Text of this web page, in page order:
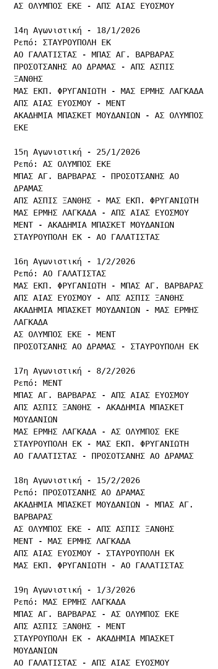
ΑΣ ΟΛΥΜΠΟΣ ΕΚΕ - ΑΠΣ ΑΙΑΣ ΕΥΟΣΜΟΥ
14η Αγωνιστική - 18/1/2026
Ρεπό: ΣΤΑΥΡΟΥΠΟΛΗ ΕΚ
ΑΟ ΓΑΛΑΤΙΣΤΑΣ - ΜΠΑΣ ΑΓ. ΒΑΡΒΑΡΑΣ
ΠΡΟΣΟΤΣΑΝΗΣ ΑΟ ΔΡΑΜΑΣ - ΑΠΣ ΑΣΠΙΣ
ΞΑΝΘΗΣ
ΜΑΣ ΕΚΠ. ΦΡΥΓΑΝΙΩΤΗ - ΜΑΣ ΕΡΜΗΣ ΛΑΓΚΑΔΑ
ΑΠΣ ΑΙΑΣ ΕΥΟΣΜΟΥ - ΜΕΝΤ
ΑΚΑΔΗΜΙΑ ΜΠΑΣΚΕΤ ΜΟΥΔΑΝΙΩΝ - ΑΣ ΟΛΥΜΠΟΣ
ΕΚΕ
15η Αγωνιστική - 25/1/2026
Ρεπό: ΑΣ ΟΛΥΜΠΟΣ ΕΚΕ
ΜΠΑΣ ΑΓ. ΒΑΡΒΑΡΑΣ - ΠΡΟΣΟΤΣΑΝΗΣ ΑΟ
ΔΡΑΜΑΣ
ΑΠΣ ΑΣΠΙΣ ΞΑΝΘΗΣ - ΜΑΣ ΕΚΠ. ΦΡΥΓΑΝΙΩΤΗ
ΜΑΣ ΕΡΜΗΣ ΛΑΓΚΑΔΑ - ΑΠΣ ΑΙΑΣ ΕΥΟΣΜΟΥ
ΜΕΝΤ - ΑΚΑΔΗΜΙΑ ΜΠΑΣΚΕΤ ΜΟΥΔΑΝΙΩΝ
ΣΤΑΥΡΟΥΠΟΛΗ ΕΚ - ΑΟ ΓΑΛΑΤΙΣΤΑΣ
16η Αγωνιστική - 1/2/2026
Ρεπό: ΑΟ ΓΑΛΑΤΙΣΤΑΣ
ΜΑΣ ΕΚΠ. ΦΡΥΓΑΝΙΩΤΗ - ΜΠΑΣ ΑΓ. ΒΑΡΒΑΡΑΣ
ΑΠΣ ΑΙΑΣ ΕΥΟΣΜΟΥ - ΑΠΣ ΑΣΠΙΣ ΞΑΝΘΗΣ
ΑΚΑΔΗΜΙΑ ΜΠΑΣΚΕΤ ΜΟΥΔΑΝΙΩΝ - ΜΑΣ ΕΡΜΗΣ
ΛΑΓΚΑΔΑ
ΑΣ ΟΛΥΜΠΟΣ ΕΚΕ - ΜΕΝΤ
ΠΡΟΣΟΤΣΑΝΗΣ ΑΟ ΔΡΑΜΑΣ - ΣΤΑΥΡΟΥΠΟΛΗ ΕΚ
17η Αγωνιστική - 8/2/2026
Ρεπό: ΜΕΝΤ
ΜΠΑΣ ΑΓ. ΒΑΡΒΑΡΑΣ - ΑΠΣ ΑΙΑΣ ΕΥΟΣΜΟΥ
ΑΠΣ ΑΣΠΙΣ ΞΑΝΘΗΣ - ΑΚΑΔΗΜΙΑ ΜΠΑΣΚΕΤ
ΜΟΥΔΑΝΙΩΝ
ΜΑΣ ΕΡΜΗΣ ΛΑΓΚΑΔΑ - ΑΣ ΟΛΥΜΠΟΣ ΕΚΕ
ΣΤΑΥΡΟΥΠΟΛΗ ΕΚ - ΜΑΣ ΕΚΠ. ΦΡΥΓΑΝΙΩΤΗ
ΑΟ ΓΑΛΑΤΙΣΤΑΣ - ΠΡΟΣΟΤΣΑΝΗΣ ΑΟ ΔΡΑΜΑΣ
18η Αγωνιστική - 15/2/2026
Ρεπό: ΠΡΟΣΟΤΣΑΝΗΣ ΑΟ ΔΡΑΜΑΣ
ΑΚΑΔΗΜΙΑ ΜΠΑΣΚΕΤ ΜΟΥΔΑΝΙΩΝ - ΜΠΑΣ ΑΓ.
ΒΑΡΒΑΡΑΣ
ΑΣ ΟΛΥΜΠΟΣ ΕΚΕ - ΑΠΣ ΑΣΠΙΣ ΞΑΝΘΗΣ
ΜΕΝΤ - ΜΑΣ ΕΡΜΗΣ ΛΑΓΚΑΔΑ
ΑΠΣ ΑΙΑΣ ΕΥΟΣΜΟΥ - ΣΤΑΥΡΟΥΠΟΛΗ ΕΚ
ΜΑΣ ΕΚΠ. ΦΡΥΓΑΝΙΩΤΗ - ΑΟ ΓΑΛΑΤΙΣΤΑΣ
19η Αγωνιστική - 1/3/2026
Ρεπό: ΜΑΣ ΕΡΜΗΣ ΛΑΓΚΑΔΑ
ΜΠΑΣ ΑΓ. ΒΑΡΒΑΡΑΣ - ΑΣ ΟΛΥΜΠΟΣ ΕΚΕ
ΑΠΣ ΑΣΠΙΣ ΞΑΝΘΗΣ - ΜΕΝΤ
ΣΤΑΥΡΟΥΠΟΛΗ ΕΚ - ΑΚΑΔΗΜΙΑ ΜΠΑΣΚΕΤ
ΜΟΥΔΑΝΙΩΝ
ΑΟ ΓΑΛΑΤΙΣΤΑΣ - ΑΠΣ ΑΙΑΣ ΕΥΟΣΜΟΥ